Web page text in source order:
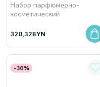
Набор парфюмерно-
косметический
320,32BYN
-30%